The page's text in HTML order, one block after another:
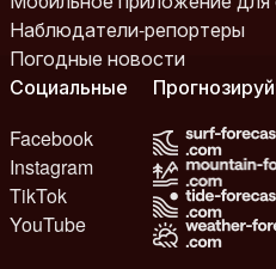
Наблюдатели-репортеры
Погодные новости
Социальные
Facebook
Instagram
TikTok
YouTube